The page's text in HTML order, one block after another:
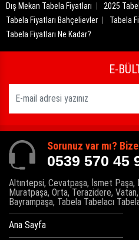
Dış Mekan Tabela Fiyatları
2025
Tabela Fiyatları Bahçelievler
Tabela
Tabela Fiyatları Ne Kadar?
E-
Sorunuz var mı?
0539 570 45
Altıntepsi, Cevatpaşa, İsmet
Muratpaşa, Orta, Terazidere, Vatan,
Bayrampaşa, Tabela Tabelacı
Ana Sayfa